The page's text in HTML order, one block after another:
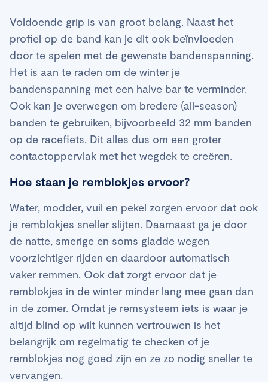
Voldoende grip is van groot belang. Naast het
profiel op de band kan je dit ook beïnvloeden
door te spelen met de gewenste bandenspanning.
Het is aan te raden om de winter je
bandenspanning met een halve bar te verminder.
Ook kan je overwegen om bredere (all-season)
banden te gebruiken, bijvoorbeeld 32 mm banden
op de racefiets. Dit alles dus om een groter
contactoppervlak met het wegdek te creëren.
Hoe staan je remblokjes ervoor?
Water, modder, vuil en pekel zorgen ervoor dat ook
je remblokjes sneller slijten. Daarnaast ga je door
de natte, smerige en soms gladde wegen
voorzichtiger rijden en daardoor automatisch
vaker remmen. Ook dat zorgt ervoor dat je
remblokjes in de winter minder lang mee gaan dan
in de zomer. Omdat je remsysteem iets is waar je
altijd blind op wilt kunnen vertrouwen is het
belangrijk om regelmatig te checken of je
remblokjes nog goed zijn en ze zo nodig sneller te
vervangen.